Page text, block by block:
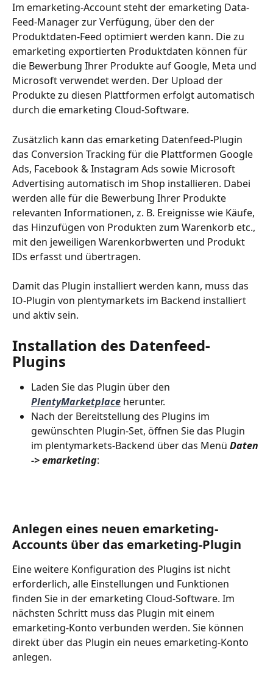
Im emarketing-Account steht der emarketing Data-
Feed-Manager zur Verfügung, über den der
Produktdaten-Feed optimiert werden kann. Die zu
emarketing exportierten Produktdaten können für
die Bewerbung Ihrer Produkte auf Google, Meta und
Microsoft verwendet werden. Der Upload der
Produkte zu diesen Plattformen erfolgt automatisch
durch die emarketing Cloud-Software.
Zusätzlich kann das emarketing Datenfeed-Plugin
das Conversion Tracking für die Plattformen Google
Ads, Facebook & Instagram Ads sowie Microsoft
Advertising automatisch im Shop installieren. Dabei
werden alle für die Bewerbung Ihrer Produkte
relevanten Informationen, z. B. Ereignisse wie Käufe,
das Hinzufügen von Produkten zum Warenkorb etc.,
mit den jeweiligen Warenkorbwerten und Produkt
IDs erfasst und übertragen.
Damit das Plugin installiert werden kann, muss das
IO-Plugin von plentymarkets im Backend installiert
und aktiv sein.
Installation des Datenfeed-
Plugins
Laden Sie das Plugin über den
PlentyMarketplace herunter.
Nach der Bereitstellung des Plugins im
gewünschten Plugin-Set, öffnen Sie das Plugin
im plentymarkets-Backend über das Menü Daten
-> emarketing:
Anlegen eines neuen emarketing-
Accounts über das emarketing-Plugin
Eine weitere Konfiguration des Plugins ist nicht
erforderlich, alle Einstellungen und Funktionen
finden Sie in der emarketing Cloud-Software. Im
nächsten Schritt muss das Plugin mit einem
emarketing-Konto verbunden werden. Sie können
direkt über das Plugin ein neues emarketing-Konto
anlegen.